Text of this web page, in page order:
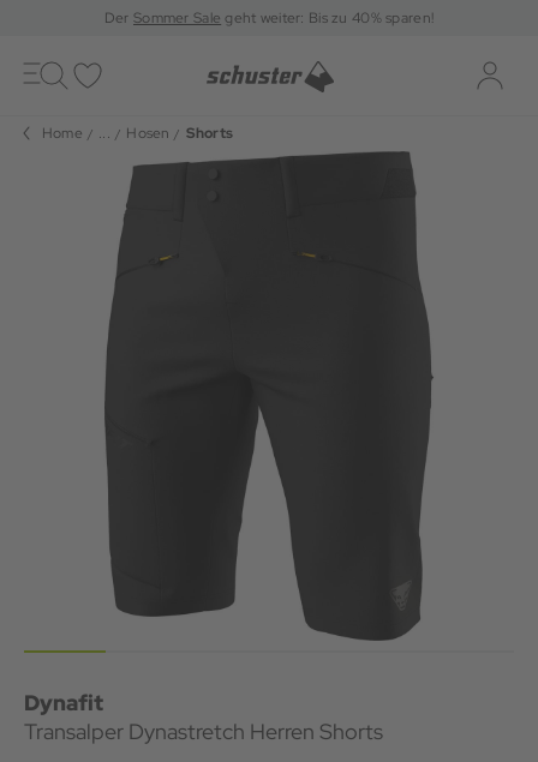
DerSommer Sale geht weiter: Bis zu 40% sparen!
Toggle
navigation
Home ... Hosen Shorts
Dynafit
Transalper Dynastretch Herren Shorts